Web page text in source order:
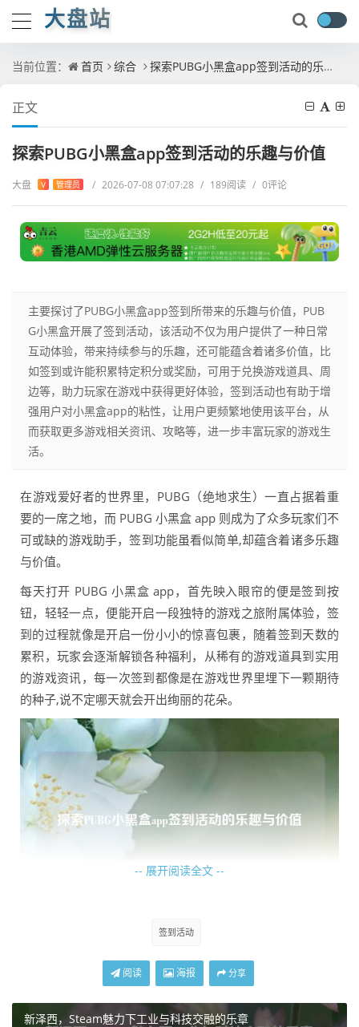
大盘站
当前位置： 首页 综合 探索PUBG小黑盒app签到活动的乐趣与价值
正文
探索PUBG小黑盒app签到活动的乐趣与价值
大盘 V 管理员 / 2026-07-08 07:07:28 / 189阅读 / 0评论
主要探讨了PUBG小黑盒app签到所带来的乐趣与价值，PUB
G小黑盒开展了签到活动，该活动不仅为用户提供了一种日常
互动体验，带来持续参与的乐趣，还可能蕴含着诸多价值，比
如签到或许能积累特定积分或奖励，可用于兑换游戏道具、周
边等，助力玩家在游戏中获得更好体验，签到活动也有助于增
强用户对小黑盒app的粘性，让用户更频繁地使用该平台，从
而获取更多游戏相关资讯、攻略等，进一步丰富玩家的游戏生
活。
在游戏爱好者的世界里，PUBG（绝地求生）一直占据着重
要的一席之地，而 PUBG 小黑盒 app 则成为了众多玩家们不
可或缺的游戏助手，签到功能虽看似简单,却蕴含着诸多乐趣
与价值。
每天打开 PUBG 小黑盒 app，首先映入眼帘的便是签到按
钮，轻轻一点，便能开启一段独特的游戏之旅附属体验，签
到的过程就像是开启一份小小的惊喜包裹，随着签到天数的
累积，玩家会逐渐解锁各种福利，从稀有的游戏道具到实用
的游戏资讯，每一次签到都像是在游戏世界里埋下一颗期待
的种子,说不定哪天就会开出绚丽的花朵。
素，也许是一把稀有度极高的武器皮肤，让自己在战场上脱
具，为胜利增添一份保障，这些道具不仅满足了玩家对游戏
-- 展开阅读全文 --
签到活动
阅读 海报 分享
新泽西，Steam魅力下工业与科技交融的乐章